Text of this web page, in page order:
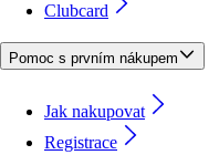
Clubcard
Pomoc s prvním nákupem
Jak nakupovat
Registrace